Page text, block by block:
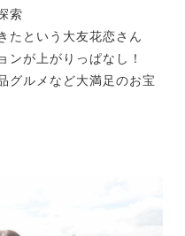
索
たという大友花恋さん
ンが上がりっぱなし！
グルメなど大満足のお宝